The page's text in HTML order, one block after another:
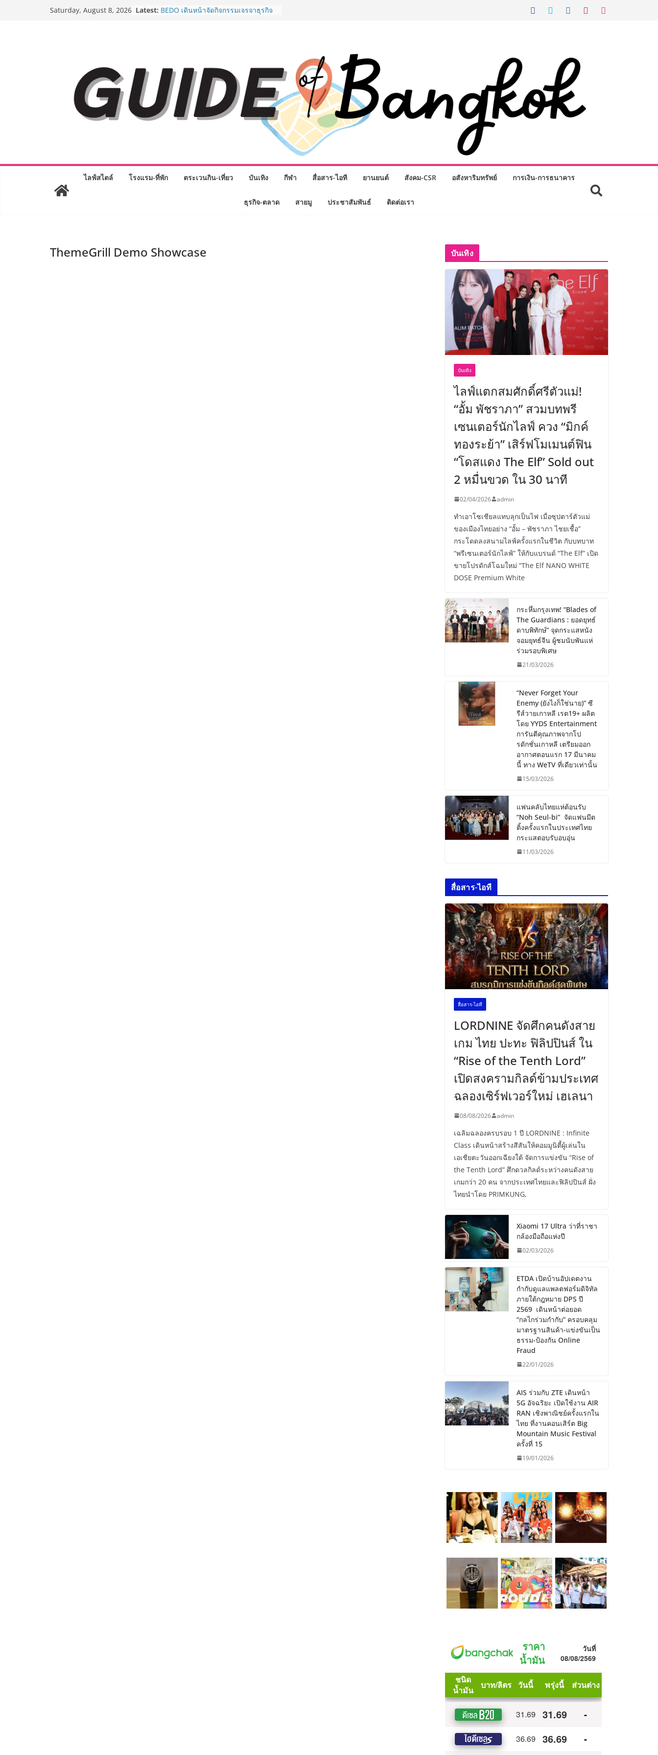
Saturday, August 8, 2026 Latest: BEDO เดินหน้าจัดกิจกรรมเจรจาธุรกิจ
Lord” เปิดสงครามกิลด์ข้ามประเทศ
ฉลองเซิร์ฟเวอร์ใหม่ เฮเลนา
Guangzhou Yinghao School เผยวิสัย
ทัศน์การศึกษาที่พร้อมรับอนาคต “เราไม่
ได้เตรียมนักเรียนเพียงเพื่อก้าวเข้าสู่
มหาวิทยาลัยเท่านั้น แต่ยังเตรียมพวก
พร้อมฟรีคอนเสิร์ต “โชค รถแห่” ยกวง
AirAsia X SEE FAH พันธมิตรทางธุรกิจ
ราชวงศ์” พุ่งทะยานสู่น่านฟ้า
ไลฟ์สไตล์ โรงแรม-ที่พัก ตระเวนกิน-เที่ยว บันเทิง กีฬา สื่อสาร-ไอที ยานยนต์ สังคม-CSR อสังหาริมทรัพย์ การเงิน-การธนาคาร
ธุรกิจ-ตลาด สายมู ประชาสัมพันธ์ ติดต่อเรา
ThemeGrill Demo Showcase บันเทิง
บันเทิง
ไลฟ์แตกสมศักดิ์ศรีตัวแม่!
“อั้ม พัชราภา” สวมบทพรี
เซนเตอร์นักไลฟ์ ควง “มิกค์
ทองระย้า” เสิร์ฟโมเมนต์ฟิน
“โดสแดง The Elf” Sold out
2 หมื่นขวด ใน 30 นาที
02/04/2026 admin
ทำเอาโซเชียลแทบลุกเป็นไฟ เมื่อซุปตาร์ตัวแม่
ของเมืองไทยอย่าง “อั้ม – พัชราภา ไชยเชื้อ”
กระโดดลงสนามไลฟ์ครั้งแรกในชีวิต กับบทบาท
“พรีเซนเตอร์นักไลฟ์” ให้กับแบรนด์ “The Elf” เปิด
ขายโปรดักส์โฉมใหม่ “The Elf NANO WHITE
DOSE Premium White
กระหึ่มกรุงเทพ! “Blades of
The Guardians : ยอดยุทธ์
ดาบพิทักษ์” จุดกระแสหนัง
จอมยุทธ์จีน ผู้ชมนับพันแห่
ร่วมรอบพิเศษ
21/03/2026
“Never Forget Your
Enemy (ยังไงก็ใช่นาย)” ซี
รีส์วายเกาหลี เรต19+ ผลิต
โดย YYDS Entertainment
การันตีคุณภาพจากโป
รดักชั่นเกาหลี เตรียมออก
อากาศตอนแรก 17 มีนาคม
นี้ ทาง WeTV ที่เดียวเท่านั้น
15/03/2026
แฟนคลับไทยแห่ต้อนรับ
“Noh Seul-bi” จัดแฟนมีต
ติ้งครั้งแรกในประเทศไทย
กระแสตอบรับอบอุ่น
11/03/2026
สื่อสาร-ไอที
สื่อสาร-ไอที
LORDNINE จัดศึกคนดังสาย
เกม ไทย ปะทะ ฟิลิปปินส์ ใน
“Rise of the Tenth Lord”
เปิดสงครามกิลด์ข้ามประเทศ
ฉลองเซิร์ฟเวอร์ใหม่ เฮเลนา
08/08/2026 admin
เฉลิมฉลองครบรอบ 1 ปี LORDNINE : Infinite
Class เดินหน้าสร้างสีสันให้คอมมูนิตี้ผู้เล่นใน
เอเชียตะวันออกเฉียงใต้ จัดการแข่งขัน “Rise of
the Tenth Lord” ศึกดวลกิลด์ระหว่างคนดังสาย
เกมกว่า 20 คน จากประเทศไทยและฟิลิปปินส์ ฝั่ง
ไทยนำโดย PRIMKUNG,
Xiaomi 17 Ultra ว่าที่ราชา
กล้องมือถือแห่งปี
02/03/2026
ETDA เปิดบ้านอัปเดตงาน
กำกับดูแลแพลตฟอร์มดิจิทัล
ภายใต้กฎหมาย DPS ปี
2569 เดินหน้าต่อยอด
“กลไกร่วมกำกับ” ครอบคลุม
มาตรฐานสินค้า-แข่งขันเป็น
ธรรม-ป้องกัน Online
Fraud
22/01/2026
AIS ร่วมกับ ZTE เดินหน้า
5G อัจฉริยะ เปิดใช้งาน AIR
RAN เชิงพาณิชย์ครั้งแรกใน
ไทย ที่งานคอนเสิร์ต Big
Mountain Music Festival
ครั้งที่ 15
19/01/2026